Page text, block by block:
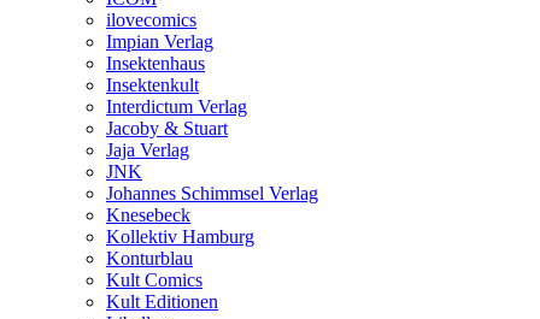
ilovecomics
Impian Verlag
Insektenhaus
Insektenkult
Interdictum Verlag
Jacoby & Stuart
Jaja Verlag
JNK
Johannes Schimmsel Verlag
Knesebeck
Kollektiv Hamburg
Konturblau
Kult Comics
Kult Editionen